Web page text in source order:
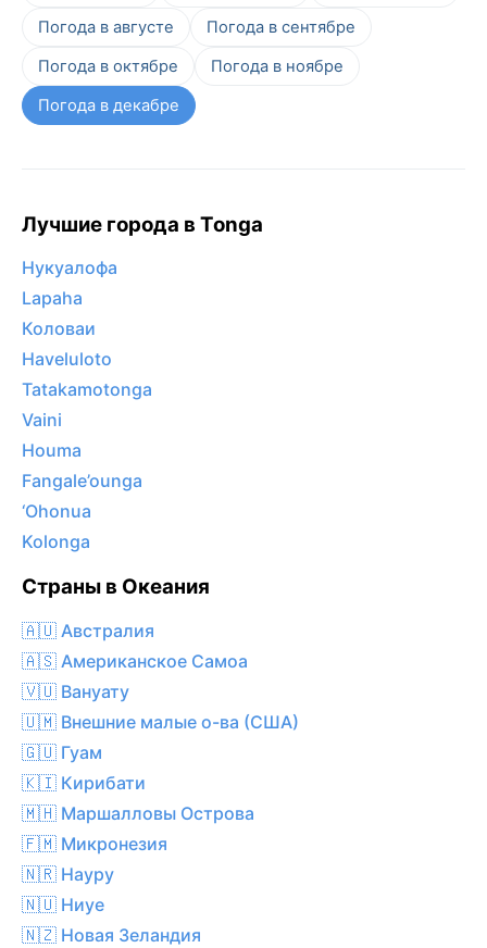
Погода в августе
Погода в сентябре
Погода в октябре
Погода в ноябре
Погода в декабре
Лучшие города в Tonga
Нукуалофа
Lapaha
Коловаи
Haveluloto
Tatakamotonga
Vaini
Houma
Fangale’ounga
‘Ohonua
Kolonga
Страны в Океания
🇦🇺 Австралия
🇦🇸 Американское Самоа
🇻🇺 Вануату
🇺🇲 Внешние малые о-ва (США)
🇬🇺 Гуам
🇰🇮 Кирибати
🇲🇭 Маршалловы Острова
🇫🇲 Микронезия
🇳🇷 Науру
🇳🇺 Ниуе
🇳🇿 Новая Зеландия